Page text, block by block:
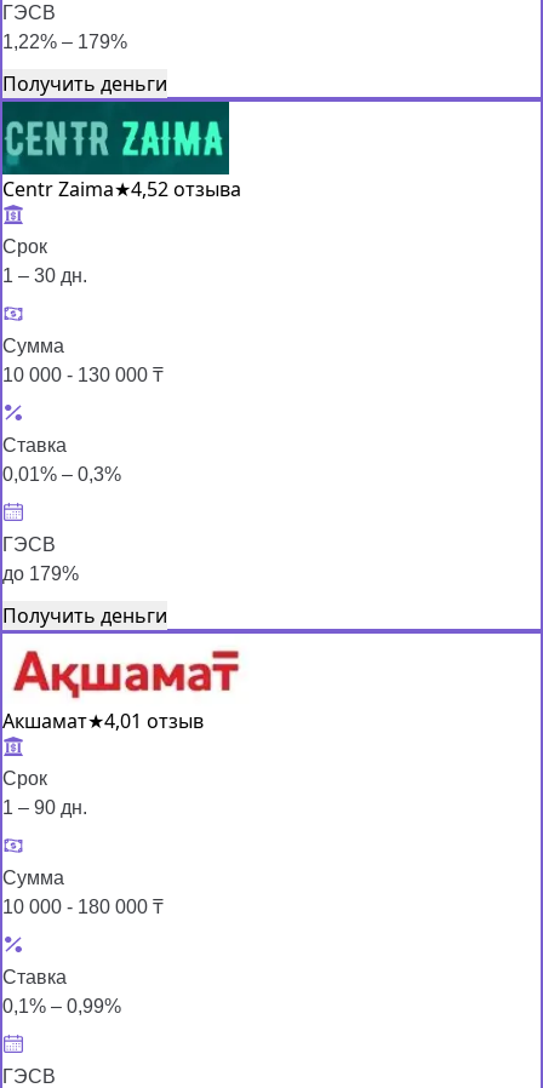
ГЭСВ
1,22% – 179%
Получить деньги
Centr Zaima★4,52 отзыва
Срок
1 – 30 дн.
Сумма
10 000 - 130 000 ₸
Ставка
0,01% – 0,3%
ГЭСВ
до 179%
Получить деньги
Акшамат★4,01 отзыв
Срок
1 – 90 дн.
Сумма
10 000 - 180 000 ₸
Ставка
0,1% – 0,99%
ГЭСВ